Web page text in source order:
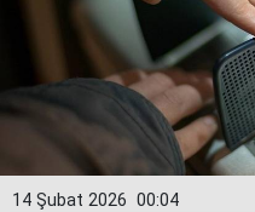
00:04
14 Şubat 2026